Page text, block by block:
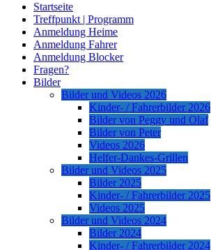
Startseite
Treffpunkt | Programm
Anmeldung Heime
Anmeldung Fahrer
Anmeldung Blocker
Fragen?
Bilder
Bilder und Videos 2026
Kinder- / Fahrerbilder 2026
Bilder von Peggy und Olaf
Bilder von Peter
Videos 2026
Helfer-Dankes-Grillen
Bilder und Videos 2025
Bilder 2025
Kinder- / Fahrerbilder 2025
Videos 2025
Bilder und Videos 2024
Bilder 2024
Kinder- / Fahrerbilder 2024